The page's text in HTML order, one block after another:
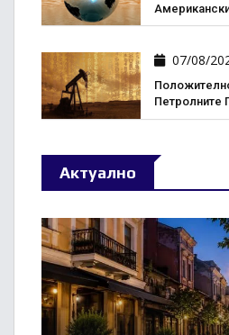
07/08/
Петролните
Актуално